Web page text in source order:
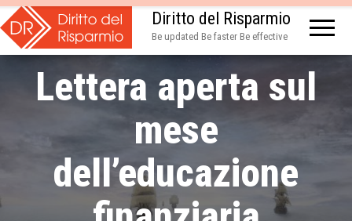
Diritto del Risparmio
Be updated Be faster Be effective
Lettera aperta sul
mese
dell’educazione